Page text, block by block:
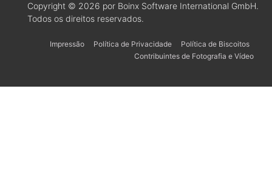
Copyright © 2026 por Boinx Software International GmbH.
Todos os direitos reservados.
Impressão Política de Privacidade
Política de Biscoitos
Contribuintes de Fotografia e Vídeo